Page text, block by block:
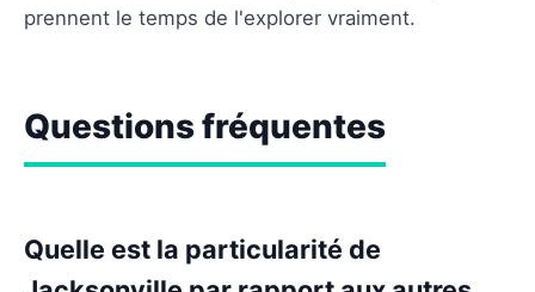
prennent le temps de l'explorer vraiment.
Questions fréquentes
Quelle est la particularité de